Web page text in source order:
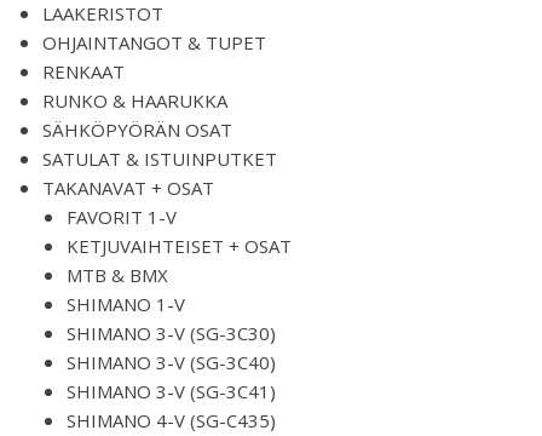
LAAKERISTOT
OHJAINTANGOT & TUPET
RENKAAT
RUNKO & HAARUKKA
SÄHKÖPYÖRÄN OSAT
SATULAT & ISTUINPUTKET
TAKANAVAT + OSAT
FAVORIT 1-V
KETJUVAIHTEISET + OSAT
MTB & BMX
SHIMANO 1-V
SHIMANO 3-V (SG-3C30)
SHIMANO 3-V (SG-3C40)
SHIMANO 3-V (SG-3C41)
SHIMANO 4-V (SG-C435)